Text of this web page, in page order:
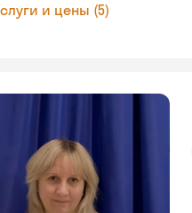
и цены (5)